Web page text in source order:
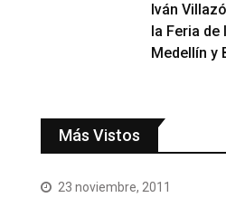
Iván
la Feria de
Medellín y
Más Vistos
23 noviembre, 2011